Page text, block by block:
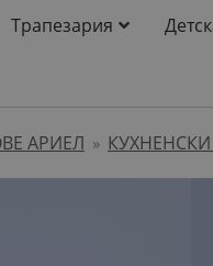
Трапезария
АРИЕЛ »